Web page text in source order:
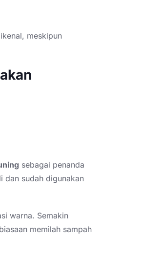
meskipun
sebagai penanda
dan sudah digunakan
warna. Semakin
memilah sampah